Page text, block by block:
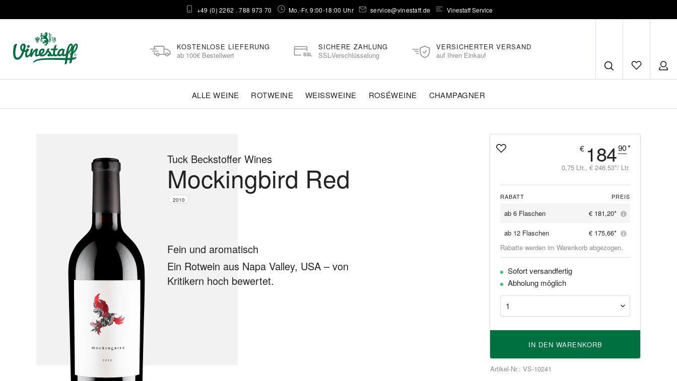
+49 (0) 2262 . 788 973 70⁠ Mo.-Fr. 9:00-18:00 Uhr service@vinestaff.de Vinestaff Service
KOSTENLOSE LIEFERUNG
ab 100€ Bestellwert
SICHERE ZAHLUNG
SSL-Verschlüsselung
VERSICHERTER VERSAND
auf Ihren Einkauf
ALLE WEINE ROTWEINE WEISSWEINE ROSÉWEINE CHAMPAGNER
Tuck Beckstoffer Wines
Mockingbird Red
2010
Fein und aromatisch
Ein Rotwein aus Napa Valley, USA – von
Kritikern hoch bewertet.
€ 18490*
0,75 Ltr., € 246.53*/ Ltr.
RABATT PREIS
ab 6 Flaschen € 181,20*
ab 12 Flaschen
€ 175,66*
Rabatte werden im Warenkorb abgezogen.
Sofort versandfertig
Abholung möglich
IN DEN WARENKORB
Artikel-Nr.: VS-10241